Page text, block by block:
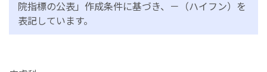
院指標の公表」作成条件に基づき、－（ハイフン）を
表記しています。